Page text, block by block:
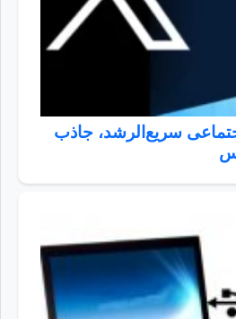
سریع‌الرشد، جاذب